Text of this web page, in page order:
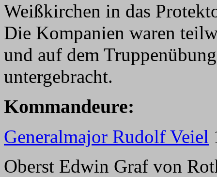
Weißkirchen in das
Die Kompanien waren
und auf dem
untergebracht.
Kommandeure:
Generalmajor Rudolf Veiel
Oberst Edwin Graf von